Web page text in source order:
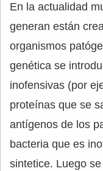
En la actualidad
generan están
organismos
genética se
inofensivas (por
proteínas que se
antígenos de los
bacteria que es
sintetice. Luego